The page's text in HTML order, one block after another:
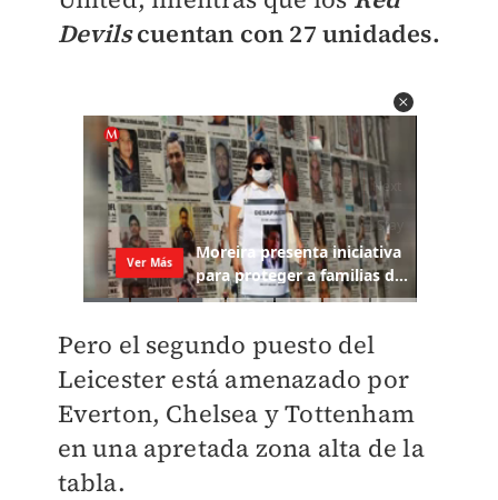
Devilscuentan con 27 unidades.
Pero el segundo puesto del
Leicester está amenazado por
Everton, Chelsea y Tottenham
en una apretada zona alta de la
tabla.